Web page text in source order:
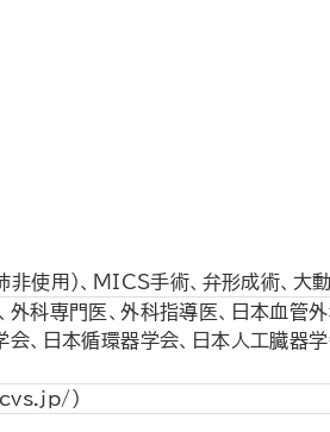
使用）、MICS手術、弁形成術、大
外科専門医、外科指導医、日本血
会、日本循環器学会、日本人工
）